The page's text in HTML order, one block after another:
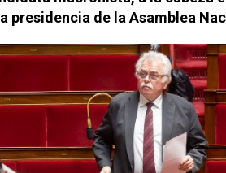
presidencia de la Asamblea